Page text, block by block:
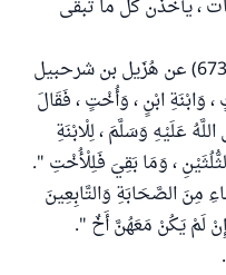
، يأخذن كل ما تبقى
ويدل على ذلك ما رواه البخاري (6736) عن هُزَيل بن شرحبيل
وَابْنَةِ ابْنٍ ، وَأُخْتٍ ، فَقَالَ
عَلَيْهِ وَسَلَّمَ ، لِلْابْنَةِ
، وَمَا بَقِيَ فَلِلْأُخْتِ ".
مِنَ الصَّحَابَةِ وَالتَّابِعِينَ
لَمْ يَكُنْ مَعَهُنَّ أَخٌ ".